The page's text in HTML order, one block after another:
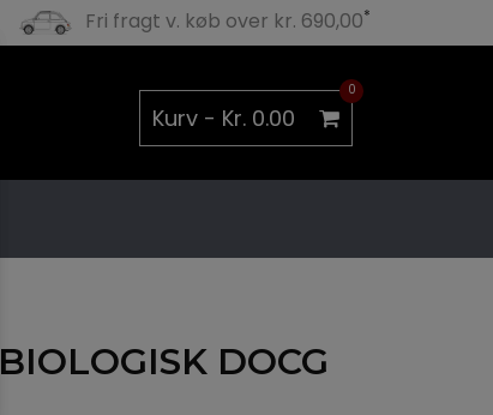
Fri fragt v. køb over kr. 690,00*
Kurv - Kr. 0.00
0
DOCG